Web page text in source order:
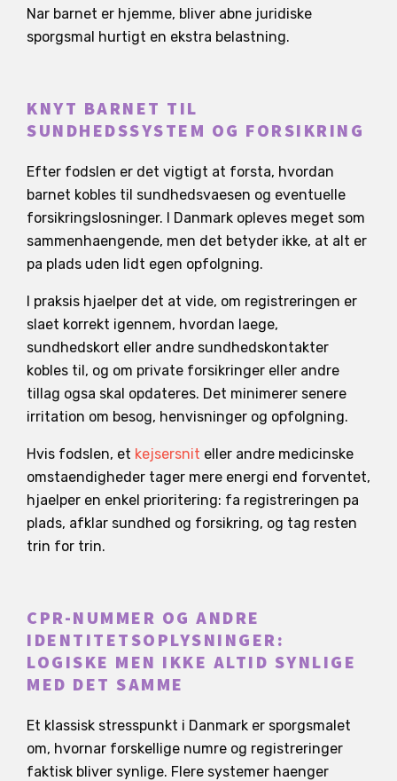
Nar barnet er hjemme, bliver abne juridiske
sporgsmal hurtigt en ekstra belastning.
KNYT BARNET TIL
SUNDHEDSSYSTEM OG FORSIKRING
Efter fodslen er det vigtigt at forsta, hvordan
barnet kobles til sundhedsvaesen og eventuelle
forsikringslosninger. I Danmark opleves meget som
sammenhaengende, men det betyder ikke, at alt er
pa plads uden lidt egen opfolgning.
I praksis hjaelper det at vide, om registreringen er
slaet korrekt igennem, hvordan laege,
sundhedskort eller andre sundhedskontakter
kobles til, og om private forsikringer eller andre
tillag ogsa skal opdateres. Det minimerer senere
irritation om besog, henvisninger og opfolgning.
Hvis fodslen, et kejsersnit eller andre medicinske
omstaendigheder tager mere energi end forventet,
hjaelper en enkel prioritering: fa registreringen pa
plads, afklar sundhed og forsikring, og tag resten
trin for trin.
CPR-NUMMER OG ANDRE
IDENTITETSOPLYSNINGER:
LOGISKE MEN IKKE ALTID SYNLIGE
MED DET SAMME
Et klassisk stresspunkt i Danmark er sporgsmalet
om, hvornar forskellige numre og registreringer
faktisk bliver synlige. Flere systemer haenger